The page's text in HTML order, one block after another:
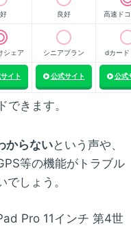
良好 高速ド
シェア シニアプラン dカード
イト 公式サイト 公式
きます。
からないという声や、
等の機能がトラブル
しょう。
Pro 11インチ 第4世